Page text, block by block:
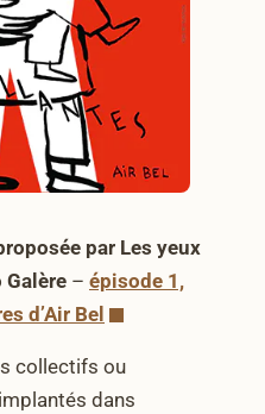
par Les yeux
– épisode 1,
d’Air Bel
collectifs ou
dans